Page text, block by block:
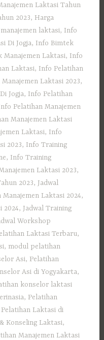
Laktasi Tahun
2023, Harga
laktasi, Info
Di Jogja, Info Bimtek
Manajemen Laktasi, Info
Laktasi, Info Pelatihan
Laktasi 2023,
Jogja, Info Pelatihan
Pelatihan Manajemen
Manajemen Laktasi
Laktasi, Info
2023, Info Training
, Info Training
Laktasi 2023,
2023, Jadwal
Manajemen Laktasi 2024,
2024, Jadwal Training
Workshop
Laktasi Terbaru,
, modul pelatihan
Asi, Pelatihan
Asi di Yogyakarta,
konselor laktasi
, Pelatihan
Pelatihan Laktasi di
Konseling Laktasi,
Manajemen Laktasi